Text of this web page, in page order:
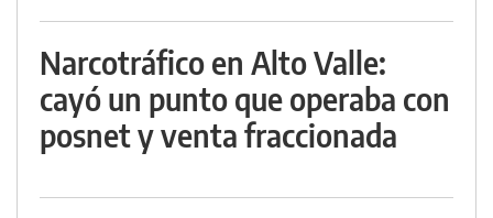
Narcotráfico en Alto Valle:
cayó un punto que operaba con
posnet y venta fraccionada